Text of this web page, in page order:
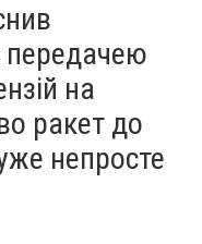
передачею
на
ракет до
непросте